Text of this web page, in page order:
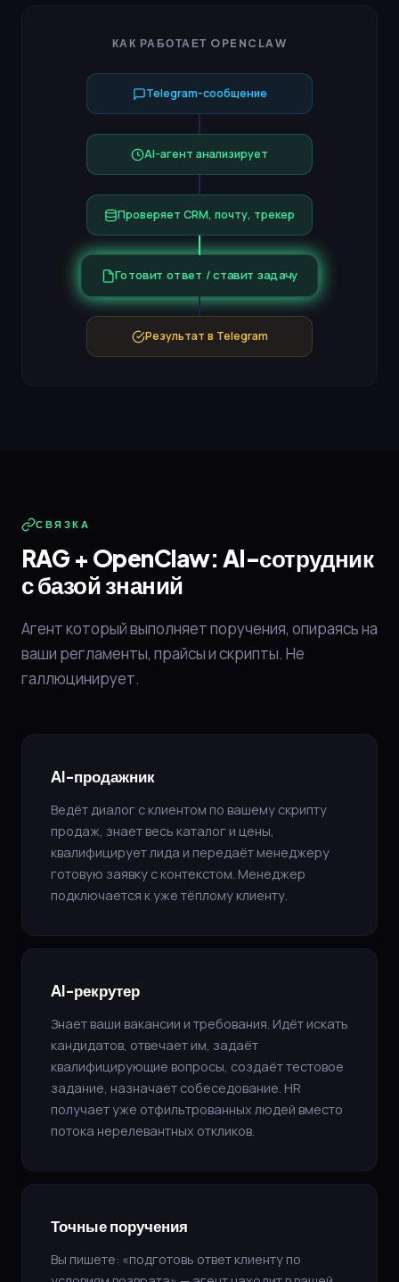
КАК РАБОТАЕТ OPENCLAW
Telegram-сообщение
AI-агент анализирует
Проверяет CRM, почту, трекер
Готовит ответ / ставит задачу
Результат в Telegram
СВЯЗКА
RAG + OpenClaw: AI-сотрудник
с базой знаний
Агент который выполняет поручения, опираясь на
ваши регламенты, прайсы и скрипты. Не
галлюцинирует.
AI-продажник
Ведёт диалог с клиентом по вашему скрипту
продаж, знает весь каталог и цены,
квалифицирует лида и передаёт менеджеру
готовую заявку с контекстом. Менеджер
подключается к уже тёплому клиенту.
AI-рекрутер
Знает ваши вакансии и требования. Идёт искать
кандидатов, отвечает им, задаёт
квалифицирующие вопросы, создаёт тестовое
задание, назначает собеседование. HR
получает уже отфильтрованных людей вместо
потока нерелевантных откликов.
Точные поручения
Вы пишете: «подготовь ответ клиенту по